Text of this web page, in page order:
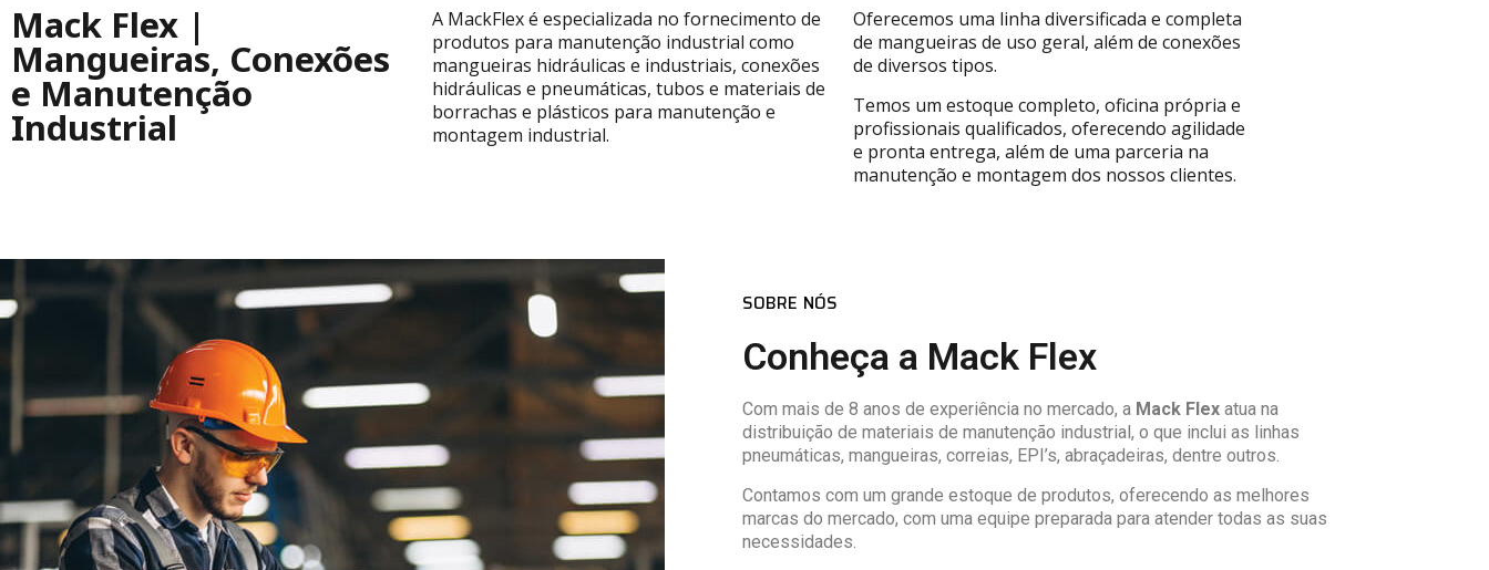
Mack Flex |
Mangueiras, Conexões
e Manutenção
Industrial
A MackFlex é especializada no fornecimento de
produtos para manutenção industrial como
mangueiras hidráulicas e industriais, conexões
hidráulicas e pneumáticas, tubos e materiais de
borrachas e plásticos para manutenção e
montagem industrial.
Oferecemos uma linha diversificada e completa
de mangueiras de uso geral, além de conexões
de diversos tipos.
Temos um estoque completo, oficina própria e
profissionais qualificados, oferecendo agilidade
e pronta entrega, além de uma parceria na
manutenção e montagem dos nossos clientes.
SOBRE NÓS
Conheça a Mack Flex
Com mais de 8 anos de experiência no mercado, a Mack Flex atua na
distribuição de materiais de manutenção industrial, o que inclui as linhas
pneumáticas, mangueiras, correias, EPI’s, abraçadeiras, dentre outros.
Contamos com um grande estoque de produtos, oferecendo as melhores
marcas do mercado, com uma equipe preparada para atender todas as suas
necessidades.